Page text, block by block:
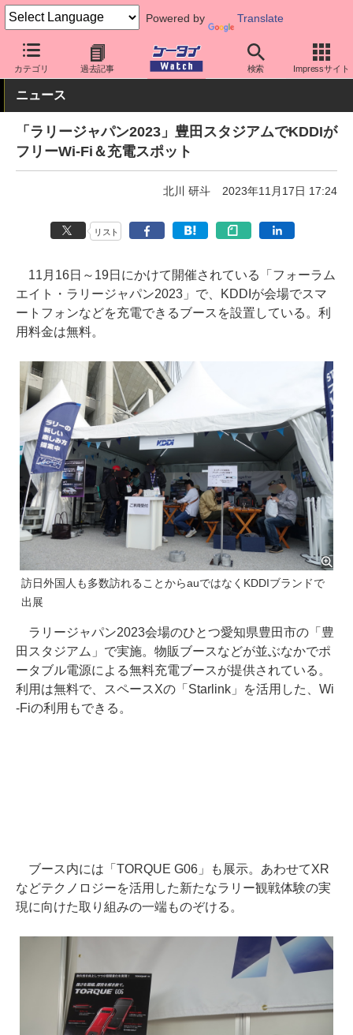
Powered by Translate
カテゴリ 過去記事 検索 Impressサイト
ケータイ Watch キャリア au アプリ・サービス
ニュース
「ラリージャパン2023」豊田スタジアムでKDDIが
フリーWi-Fi＆充電スポット
北川 研斗 2023年11月17日 17:24
リスト
11月16日～19日にかけて開催されている「フォーラム
エイト・ラリージャパン2023」で、KDDIが会場でスマ
ートフォンなどを充電できるブースを設置している。利
用料金は無料。
訪日外国人も多数訪れることからauではなくKDDIブランドで
出展
ラリージャパン2023会場のひとつ愛知県豊田市の「豊
田スタジアム」で実施。物販ブースなどが並ぶなかでポ
ータブル電源による無料充電ブースが提供されている。
利用は無料で、スペースXの「Starlink」を活用した、Wi
-Fiの利用もできる。
ブース内には「TORQUE G06」も展示。あわせてXR
などテクノロジーを活用した新たなラリー観戦体験の実
現に向けた取り組みの一端ものぞける。